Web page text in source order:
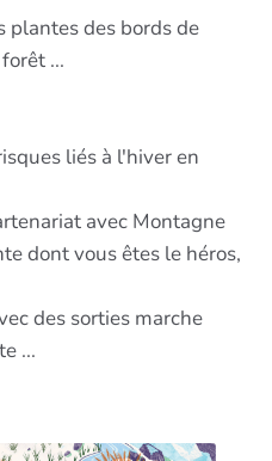
plantes des bords de
...
liés à l'hiver en
avec Montagne
dont vous êtes le héros,
des sorties marche
...